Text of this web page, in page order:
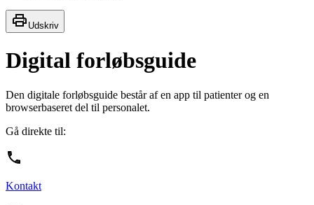
Udskriv
Digital forløbsguide
Den digitale forløbsguide består af en app til patienter og en
browserbaseret del til personalet.
Gå direkte til:
Kontakt